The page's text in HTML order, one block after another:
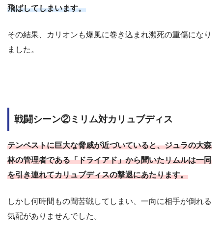
飛ばしてしまいます。
その結果、カリオンも爆風に巻き込まれ瀕死の重傷になり
ました。
戦闘シーン②ミリム対カリュブディス
テンペストに巨大な脅威が近づいていると、ジュラの大森
林の管理者である「ドライアド」から聞いたリムルは一同
を引き連れてカリュブディスの撃退にあたります。
しかし何時間もの間苦戦してしまい、一向に相手が倒れる
気配がありませんでした。